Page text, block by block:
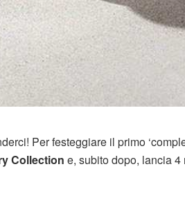
Per festeggiare il primo
Collection e, subito dopo, lancia